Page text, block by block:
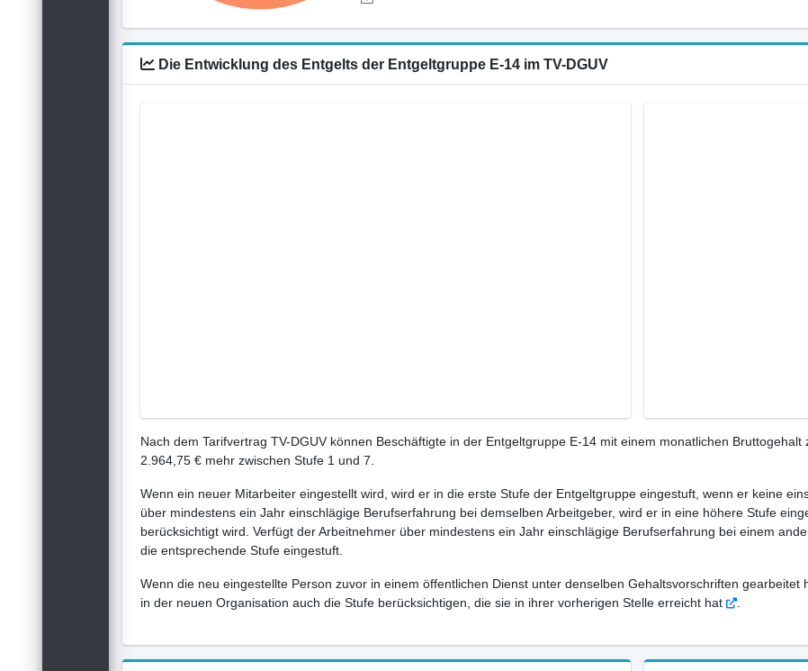
Die Entwicklung des Entgelts der Entgeltgruppe E-14 im TV-DGUV
Nach dem Tarifvertrag TV-DGUV können Beschäftigte in der Entgeltgruppe E-14 mit einem monatlichen
2.964,75 € mehr zwischen Stufe 1 und 7.
Wenn ein neuer Mitarbeiter eingestellt wird, wird er in die erste Stufe der Entgeltgruppe eingestuft, wenn er keine
über mindestens ein Jahr einschlägige Berufserfahrung bei demselben Arbeitgeber, wird er in eine höhere Stufe
berücksichtigt wird. Verfügt der Arbeitnehmer über mindestens ein Jahr einschlägige Berufserfahrung bei einem
die entsprechende Stufe eingestuft.
Wenn die neu eingestellte Person zuvor in einem öffentlichen Dienst unter denselben Gehaltsvorschriften
in der neuen Organisation auch die Stufe berücksichtigen, die sie in ihrer vorherigen Stelle erreicht hat